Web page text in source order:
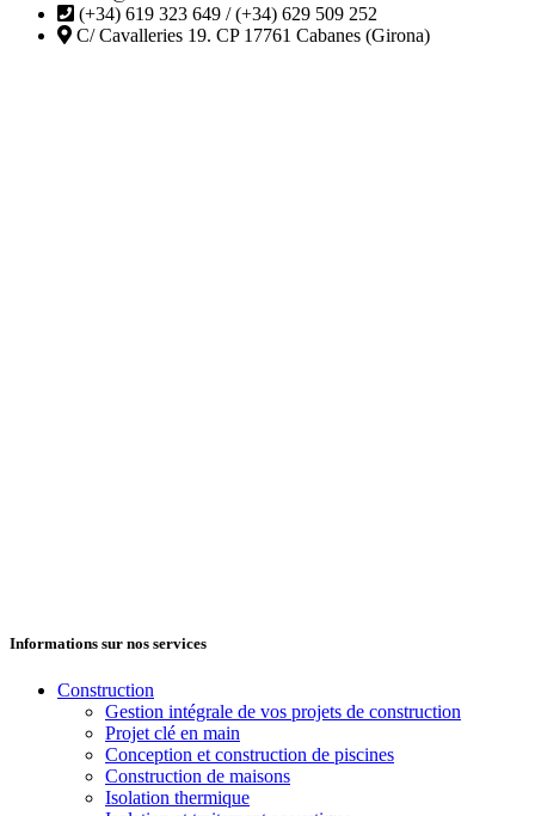
(+34) 619 323 649 / (+34) 629 509 252
C/ Cavalleries 19. CP 17761 Cabanes (Girona)
Informations sur nos services
Construction
Gestion intégrale de vos projets de construction
Projet clé en main
Conception et construction de piscines
Construction de maisons
Isolation thermique